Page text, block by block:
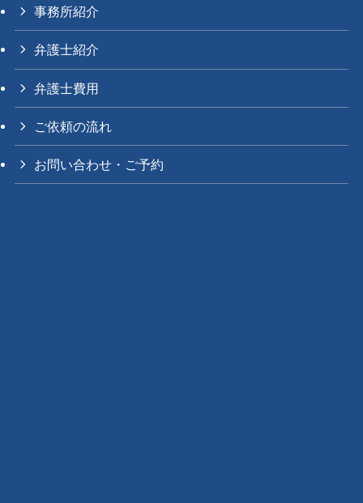
事務所紹介
弁護士紹介
弁護士費用
ご依頼の流れ
お問い合わせ・ご予約